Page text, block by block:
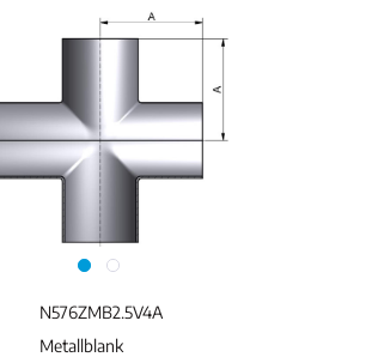
N576ZMB2.5V4A
Metallblank